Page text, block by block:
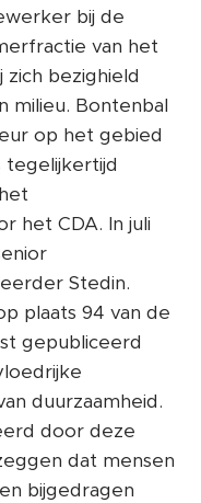
bij de
van het
zich bezighield
milieu. Bontenbal
op het gebied
tegelijkertijd
het CDA. In juli
Stedin.
plaats 94 van de
gepubliceerd
duurzaamheid.
door deze
dat mensen
bijgedragen